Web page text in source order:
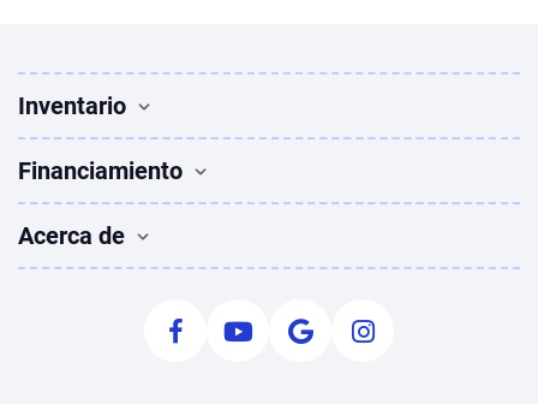
Inventario
Vehículos Usados
Sedanes en venta
Coupes en venta
Financiamiento
Financiamiento
Calculadora de pagos
Acerca de
Déjanos una reseña